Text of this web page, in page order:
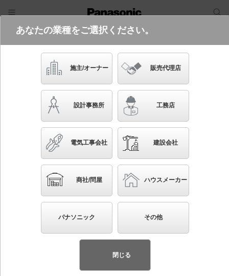
電気・建築設備（ビジネス）
フリーワード
品番・キーワード
かんたん照度計算
NTS72240S
(電源200形DALI-2調光DD9との組み合
わせ（別売）)
天井埋込型 LED（昼白色） ウォールウォッシャ 浅
型10H・ウォールウォッシャタイプ 調光タイプ（ライ
コン別売）／埋込穴φ100 TOLSO（トルソー） ウォ
ールウォッシャ コンパクト形蛍光灯FHT42形1灯器具相
要望にお応えできる商品群です。）
あなたの業種をご選択ください。
施主/オーナー 販売代理店
設計事務所 工務店
電気工事会社 建設会社
商社/問屋 ハウスメーカー
パナソニック その他
閉じる